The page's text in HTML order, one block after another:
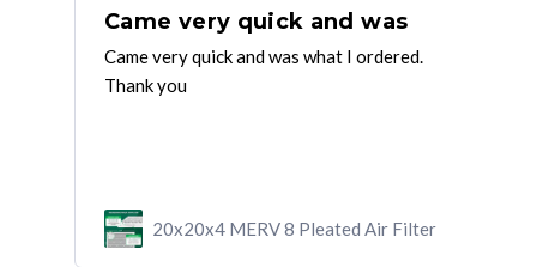
Came very quick and was
Came very quick and was what I ordered.
Thank you
20x20x4 MERV 8 Pleated Air Filter